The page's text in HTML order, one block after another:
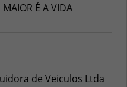
MAIOR É A VIDA
de Veiculos Ltda